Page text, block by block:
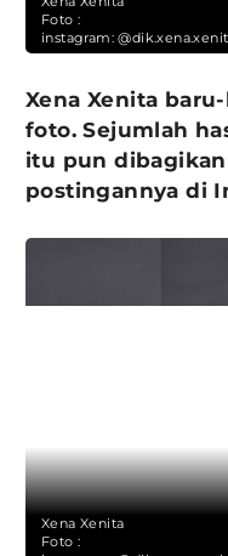
Foto :
instagram:
Xena Xenita
foto. Sejumlah
itu pun
postingannya di
Xena Xenita
Foto :